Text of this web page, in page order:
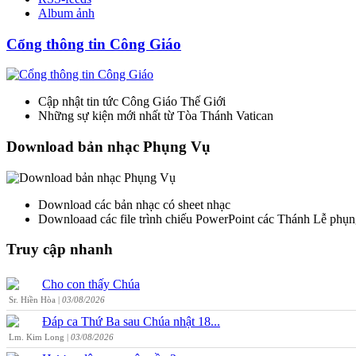
Album ảnh
Cổng thông tin Công Giáo
Cập nhật tin tức Công Giáo Thế Giới
Những sự kiện mới nhất từ Tòa Thánh Vatican
Download bản nhạc Phụng Vụ
Download các bản nhạc có sheet nhạc
Downloaad các file trình chiếu PowerPoint các Thánh Lễ
Truy cập nhanh
Cho con thấy Chúa
Sr. Hiền Hòa | 03/08/2026
Đáp ca Thứ Ba sau Chúa nhật 18...
Lm. Kim Long | 03/08/2026